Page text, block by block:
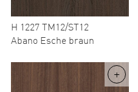
H 1227 TM12/ST12
Abano Esche braun